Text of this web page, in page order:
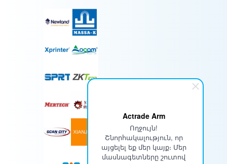
Actrade Arm
Ողջույն!
Շնորհակալություն, որ
այցելել եք մեր կայք։ Մեր
մասնագետները շուտով